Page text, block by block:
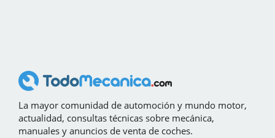
La mayor comunidad de automoción y mundo motor,
actualidad, consultas técnicas sobre mecánica,
manuales y anuncios de venta de coches.